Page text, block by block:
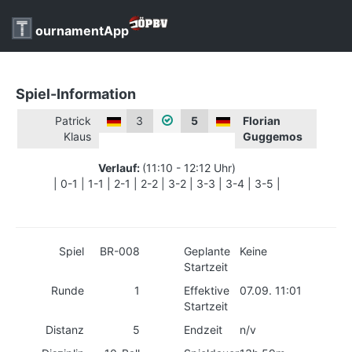
ournamentApp
Spiel-Information
Patrick
Klaus
3 5
Florian
Guggemos
Verlauf: (11:10 - 12:12 Uhr)
| 0-1 | 1-1 | 2-1 | 2-2 | 3-2 | 3-3 | 3-4 | 3-5 |
Spiel BR-008
Geplante
Startzeit
Keine
Runde 1
Effektive
Startzeit
07.09. 11:01
Distanz 5 Endzeit
n/v